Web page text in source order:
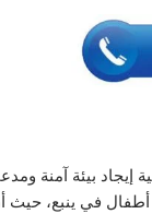
بيئة آمنة
في ينبع،